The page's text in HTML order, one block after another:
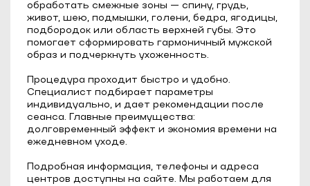
обработать смежные зоны — спину, грудь,
живот, шею, подмышки, голени, бедра, ягодицы,
подбородок или область верхней губы. Это
помогает сформировать гармоничный мужской
образ и подчеркнуть ухоженность.
Процедура проходит быстро и удобно.
Специалист подбирает параметры
индивидуально, и дает рекомендации после
сеанса. Главные преимущества:
долговременный эффект и экономия времени на
ежедневном уходе.
Подробная информация, телефоны и адреса
центров доступны на сайте. Мы работаем для